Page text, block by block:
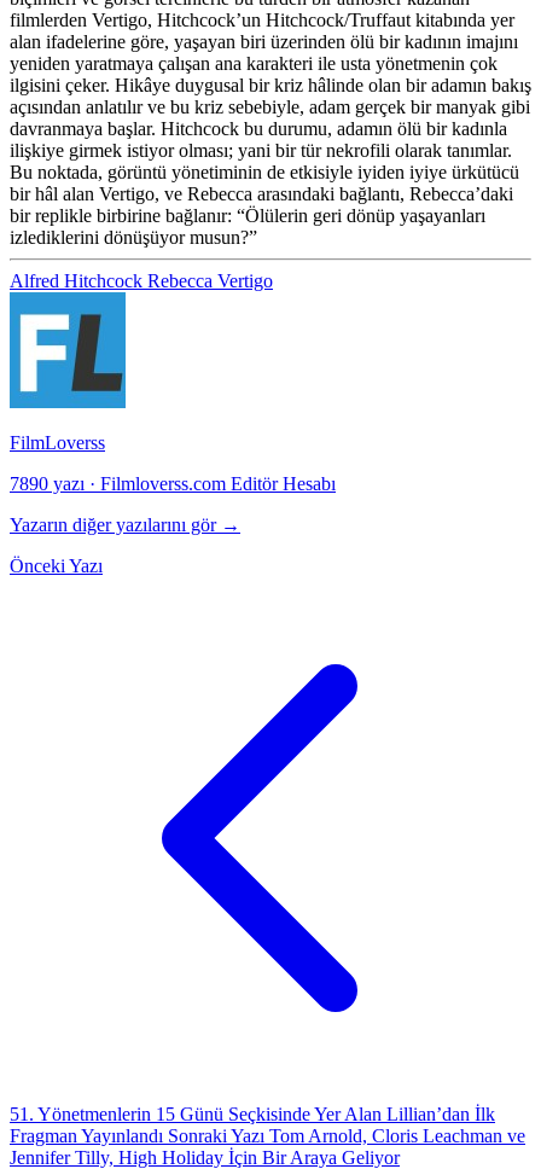
filmlerden Vertigo, Hitchcock’un Hitchcock/Truffaut kitabında yer
alan ifadelerine göre, yaşayan biri üzerinden ölü bir kadının imajını
yeniden yaratmaya çalışan ana karakteri ile usta yönetmenin çok
ilgisini çeker. Hikâye duygusal bir kriz hâlinde olan bir adamın bakış
açısından anlatılır ve bu kriz sebebiyle, adam gerçek bir manyak gibi
davranmaya başlar. Hitchcock bu durumu, adamın ölü bir kadınla
ilişkiye girmek istiyor olması; yani bir tür nekrofili olarak tanımlar.
Bu noktada, görüntü yönetiminin de etkisiyle iyiden iyiye ürkütücü
bir hâl alan Vertigo, ve Rebecca arasındaki bağlantı, Rebecca’daki
bir replikle birbirine bağlanır: “Ölülerin geri dönüp yaşayanları
izlediklerini dönüşüyor musun?”
Alfred Hitchcock Rebecca Vertigo
FilmLoverss
7890 yazı · Filmloverss.com Editör Hesabı
Yazarın diğer yazılarını gör →
Önceki Yazı
51. Yönetmenlerin 15 Günü Seçkisinde Yer Alan Lillian’dan İlk
Fragman Yayınlandı Sonraki Yazı Tom Arnold, Cloris Leachman ve
Jennifer Tilly, High Holiday İçin Bir Araya Geliyor